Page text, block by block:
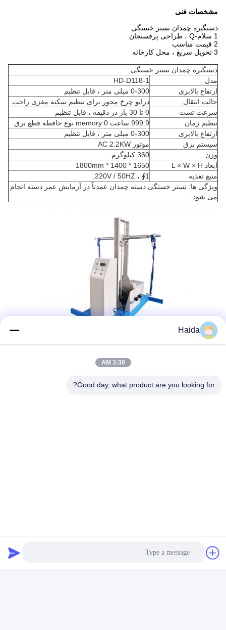
مشخصات فنی
دستگیره چمدان تستر خستگی
1 سلام-Q ، طراحی پرفسنجان
2 قیمت مناسب
3 تحویل سریع ، محل کارخانه
دستگیره چمدان تستر خستگی
مدل
HD-D118-1
ارتفاع بالابری
0-300 میلی متر ، قابل تنظیم
حالت انتقال
درایو چرخ محور برای تنظیم سکته مغزی راحت
سرعت تست
0 تا 30 بار در دقیقه ، قابل تنظیم
تنظیم زمان
999.9 ساعت 0 memory نوع حافظه قطع برق
ارتفاع بالابری
0-300 میلی متر ، قابل تنظیم
سیستم برق
موتور AC 2.2KW
وزن
360 کیلوگرم
ابعاد L × W × H
1650 * 1400 * 1800mm
منبع تغذیه
1∮ ، 220V / 50HZ.
ویژگی ها: تستر خستگی دسته چمدان عمدتاً در آزمایش عمر دسته انجام
می شود.
Haida
3:30 AM
Good day, what product are you looking for?